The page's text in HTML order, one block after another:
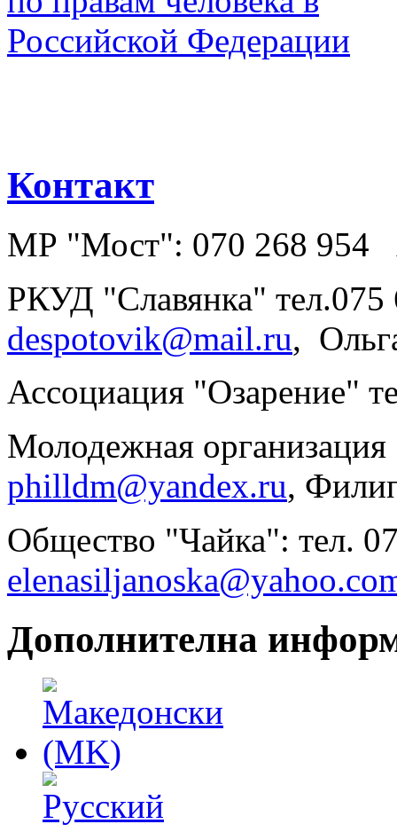
Контакт
МР "Мост": 070 268 954
РКУД "Славянка" тел.075
despotovik@mail.ru,
Ассоциация "Озарение"
Молодежная
philldm@yandex.ru,
Общество "Чайка": тел.
Дополнителна